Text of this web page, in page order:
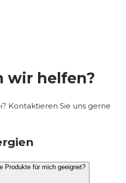
wir helfen?
Kontaktieren Sie uns gerne
Produkte für mich geeignet?